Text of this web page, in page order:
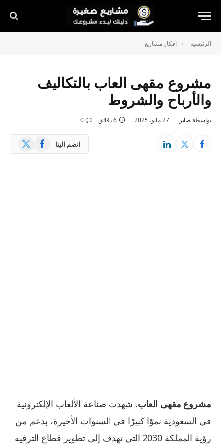
الرئيسية » افكار مشاريع
مشروع مقهى العاب بالتكاليف
والأرباح والشروط
بواسطة صابر 27 مايو، 2025 6 دقائق 0
انضم الينا فيسبوك
مشروع مقهى العاب. شهدت صناعة الألعاب الإلكترونية
في السعودية نموًا كبيرًا في السنوات الأخيرة، بدعم من
رؤية المملكة 2030 التي تهدف إلى تطوير قطاع الترفيه